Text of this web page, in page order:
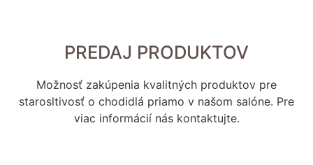
PREDAJ PRODUKTOV
Možnosť zakúpenia kvalitných produktov pre
starosltivosť o chodidlá priamo v našom salóne. Pre
viac informácií nás kontaktujte.